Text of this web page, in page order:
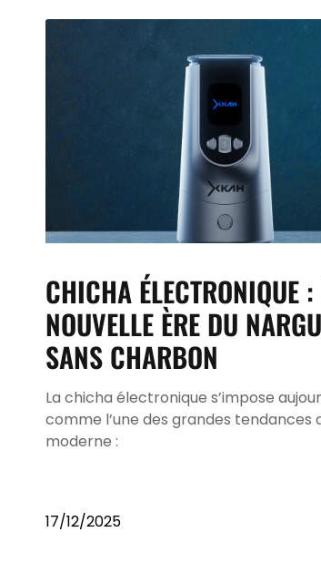
CHICHA ÉLECTRONIQUE
NOUVELLE ÈRE DU
SANS CHARBON
La chicha électronique s’impose
comme l’une des grandes tendances
moderne :
17/12/2025